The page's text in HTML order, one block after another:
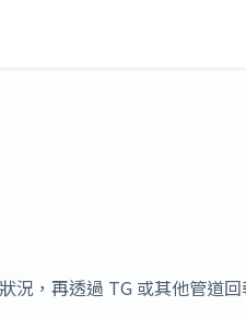
況，再透過 TG 或其他管道回